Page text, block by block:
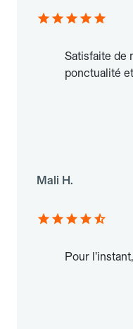
Satisfaite de
ponctualité
Mali H.
Pour